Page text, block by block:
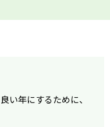
い年にするために、